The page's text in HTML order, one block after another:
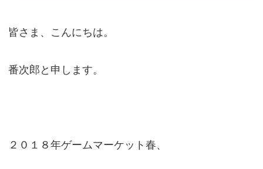
皆さま、こんにちは。
番次郎と申します。
２０１８年ゲームマーケット春、